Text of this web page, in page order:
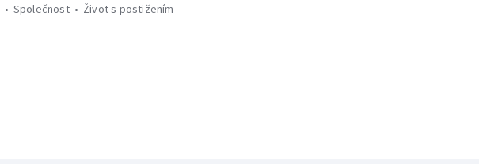
Společnost Život s postižením